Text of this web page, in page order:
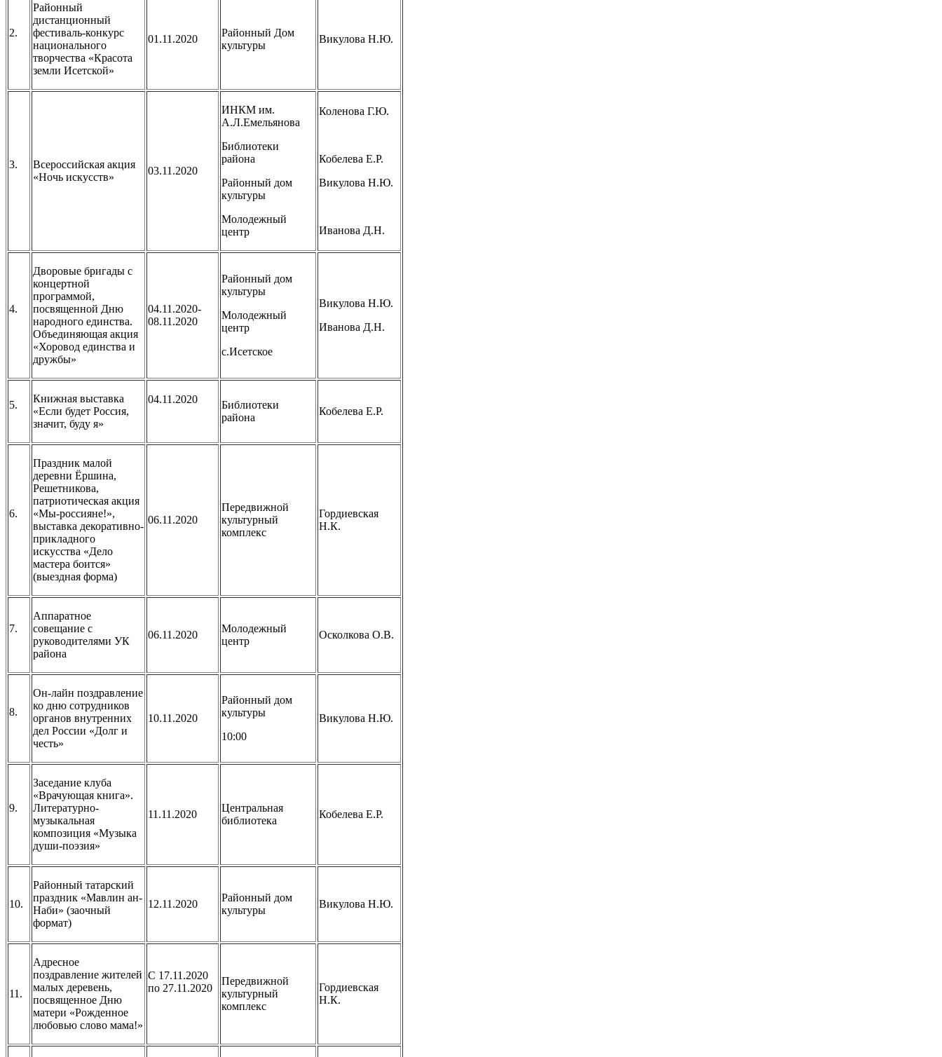
2.
Районный
дистанционный
фестиваль-конкурс
национального
творчества «Красота
земли Исетской»
01.11.2020
Районный Дом
культуры
Викулова Н.Ю.
3.
Всероссийская акция
«Ночь искусств»
03.11.2020
ИНКМ им.
А.Л.Емельянова
Библиотеки
района
Районный дом
культуры
Молодежный
центр
Коленова Г.Ю.
Кобелева Е.Р.
Викулова Н.Ю.
Иванова Д.Н.
4.
Дворовые бригады с
концертной
программой,
посвященной Дню
народного единства.
Объединяющая акция
«Хоровод единства и
дружбы»
04.11.2020-
08.11.2020
Районный дом
культуры
Молодежный
центр
с.Исетское
Викулова Н.Ю.
Иванова Д.Н.
5.
Книжная выставка
«Если будет Россия,
значит, буду я»
04.11.2020
Библиотеки
района
Кобелева Е.Р.
6.
Праздник малой
деревни Ёршина,
Решетникова,
патриотическая акция
«Мы-россияне!»,
выставка декоративно-
прикладного
искусства «Дело
мастера боится»
(выездная форма)
06.11.2020
Передвижной
культурный
комплекс
Гордиевская
Н.К.
7.
Аппаратное
совещание с
руководителями УК
района
06.11.2020
Молодежный
центр
Осколкова О.В.
8.
Он-лайн поздравление
ко дню сотрудников
органов внутренних
дел России «Долг и
честь»
10.11.2020
Районный дом
культуры
10:00
Викулова Н.Ю.
9.
Заседание клуба
«Врачующая книга».
Литературно-
музыкальная
композиция «Музыка
души-поэзия»
11.11.2020
Центральная
библиотека
Кобелева Е.Р.
10.
Районный татарский
праздник «Мавлин ан-
Наби» (заочный
формат)
12.11.2020
Районный дом
культуры
Викулова Н.Ю.
11.
Адресное
поздравление жителей
малых деревень,
посвященное Дню
матери «Рожденное
любовью слово мама!»
С 17.11.2020
по 27.11.2020
Передвижной
культурный
комплекс
Гордиевская
Н.К.